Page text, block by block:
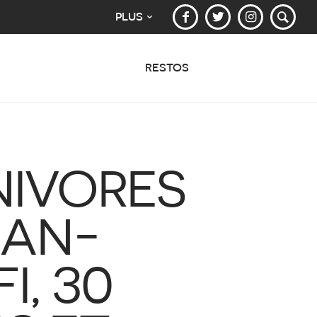
PLUS
RESTOS
30